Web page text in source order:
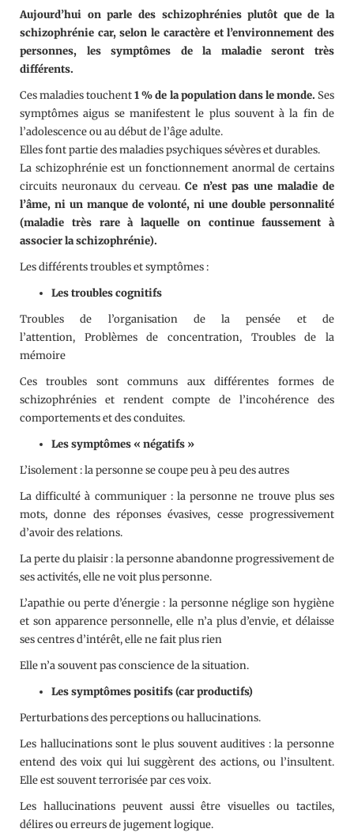
Aujourd’hui on parle des schizophrénies plutôt que de la
schizophrénie car, selon le caractère et l’environnement des
personnes, les symptômes de la maladie seront très
différents.
Ces maladies touchent1 % de la population dans le monde. Ses
symptômes aigus se manifestent le plus souvent à la fin de
l’adolescence ou au début de l’âge adulte.
Elles font partie des maladies psychiques sévères et durables.
La schizophrénie est un fonctionnement anormal de certains
circuits neuronaux du cerveau.Ce n’est pas une maladie de
l’âme, ni un manque de volonté, ni une double personnalité
(maladie très rare à laquelle on continue faussement à
associer la schizophrénie).
Les différents troubles et symptômes :
Les troubles cognitifs
Troubles de l’organisation de la pensée et de
l’attention, Problèmes de concentration, Troubles de la
mémoire
Ces troubles sont communs aux différentes formes de
schizophrénies et rendent compte de l’incohérence des
comportements et des conduites.
Les symptômes « négatifs »
L’isolement : la personne se coupe peu à peu des autres
La difficulté à communiquer : la personne ne trouve plus ses
mots, donne des réponses évasives, cesse progressivement
d’avoir des relations.
La perte du plaisir : la personne abandonne progressivement de
ses activités, elle ne voit plus personne.
L’apathie ou perte d’énergie : la personne néglige son hygiène
et son apparence personnelle, elle n’a plus d’envie, et délaisse
ses centres d’intérêt, elle ne fait plus rien
Elle n’a souvent pas conscience de la situation.
Les symptômes positifs (car productifs)
Perturbations des perceptions ou hallucinations.
Les hallucinations sont le plus souvent auditives : la personne
entend des voix qui lui suggèrent des actions, ou l’insultent.
Elle est souvent terrorisée par ces voix.
Les hallucinations peuvent aussi être visuelles ou tactiles,
délires ou erreurs de jugement logique.